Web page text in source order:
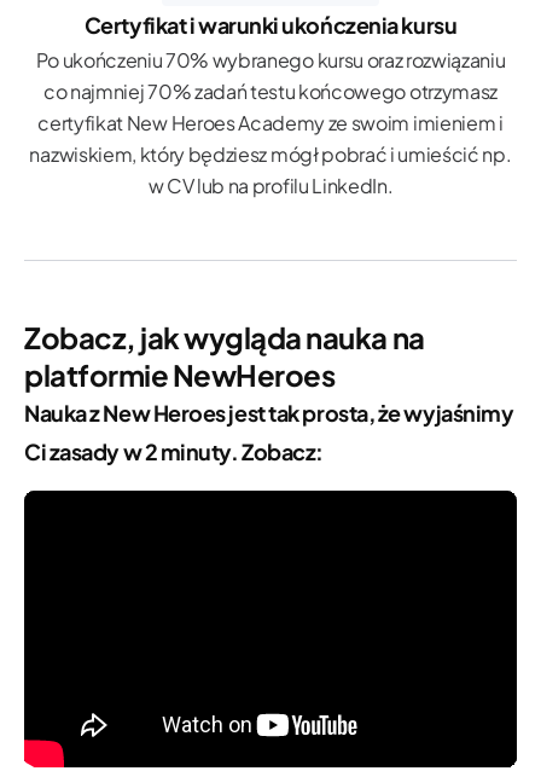
Certyfikat i warunki ukończenia kursu
Po ukończeniu 70% wybranego kursu oraz rozwiązaniu
co najmniej 70% zadań testu końcowego otrzymasz
certyfikat New Heroes Academy ze swoim imieniem i
nazwiskiem, który będziesz mógł pobrać i umieścić np.
w CV lub na profilu LinkedIn.
Zobacz, jak wygląda nauka na
platformie NewHeroes
Nauka z New Heroes jest tak prosta, że wyjaśnimy
Ci zasady w 2 minuty. Zobacz: